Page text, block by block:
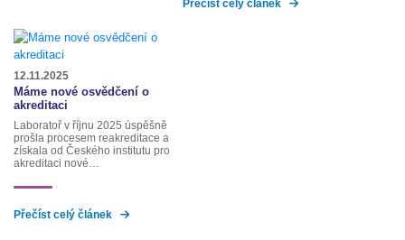
Přečíst celý článek
12.11.2025
Máme nové osvědčení o
akreditaci
Laboratoř v říjnu 2025 úspěšně
prošla procesem reakreditace a
získala od Českého institutu pro
akreditaci nové…
Přečíst celý článek